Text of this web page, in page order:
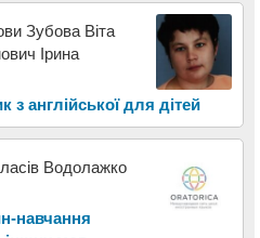
Зубова Віта
Ірина
з англійської для дітей
Водолажко
навчання